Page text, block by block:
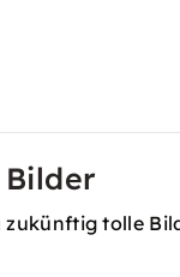
tolle